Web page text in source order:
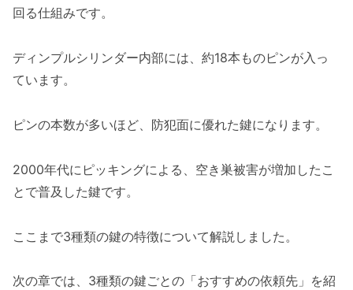
回る仕組みです。
ディンプルシリンダー内部には、約18本ものピンが入っ
ています。
ピンの本数が多いほど、防犯面に優れた鍵になります。
2000年代にピッキングによる、空き巣被害が増加したこ
とで普及した鍵です。
ここまで3種類の鍵の特徴について解説しました。
次の章では、3種類の鍵ごとの「おすすめの依頼先」を紹